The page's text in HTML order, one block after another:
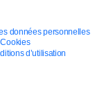
données personnelles
d’utilisation